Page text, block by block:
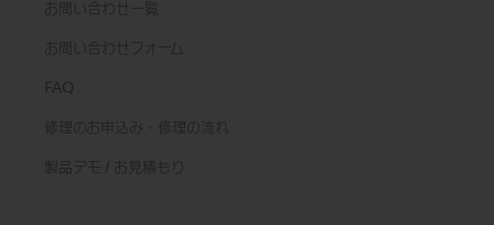
お問い合わせ一覧
お問い合わせフォーム
FAQ
修理のお申込み・修理の流れ
製品デモ / お見積もり